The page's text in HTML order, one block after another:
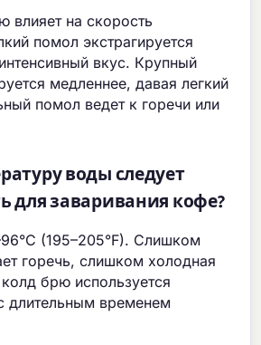
влияет на скорость
помол экстрагируется
вкус. Крупный
медленнее, давая легкий
помол ведет к горечи или
воды следует
для заваривания кофе?
(195–205°F). Слишком
горечь, слишком холодная
брю используется
длительным временем